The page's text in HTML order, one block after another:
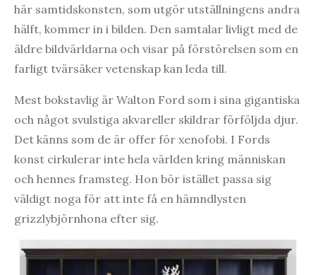
här samtidskonsten, som utgör utställningens andra
hälft, kommer in i bilden. Den samtalar livligt med de
äldre bildvärldarna och visar på förstörelsen som en
farligt tvärsäker vetenskap kan leda till.
Mest bokstavlig är Walton Ford som i sina gigantiska
och något svulstiga akvareller skildrar förföljda djur.
Det känns som de är offer för xenofobi. I Fords
konst cirkulerar inte hela världen kring människan
och hennes framsteg. Hon bör istället passa sig
väldigt noga för att inte få en hämndlysten
grizzlybjörnhona efter sig.